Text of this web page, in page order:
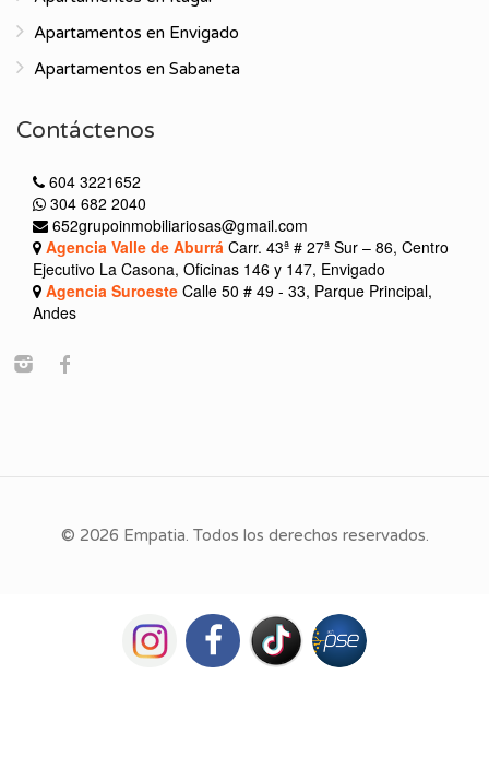
Apartamentos en Envigado
Apartamentos en Sabaneta
Contáctenos
604 3221652
304 682 2040
652grupoinmobiliariosas@gmail.com
Agencia Valle de Aburrá Carr. 43ª # 27ª Sur – 86, Centro
Ejecutivo La Casona, Oficinas 146 y 147, Envigado
Agencia Suroeste Calle 50 # 49 - 33, Parque Principal,
Andes
© 2026 Empatia. Todos los derechos reservados.